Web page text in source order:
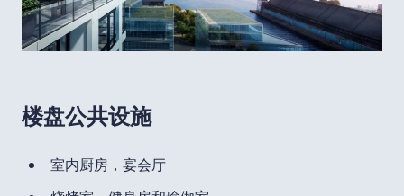
楼盘公共设施
室内厨房，宴会厅